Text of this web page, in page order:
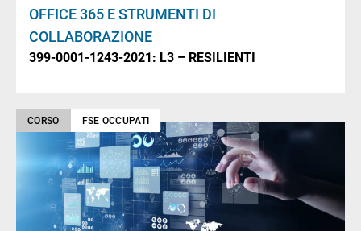
OFFICE 365 E STRUMENTI DI
COLLABORAZIONE
399-0001-1243-2021: L3 – RESILIENTI
CORSO FSE OCCUPATI